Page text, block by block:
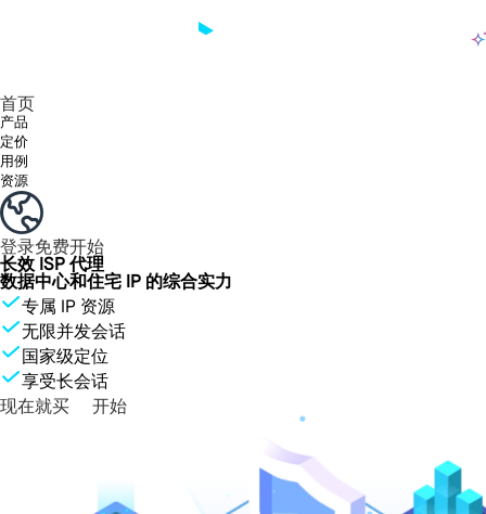
首页
产品
定价
用例
资源
登录免费开始
长效 ISP 代理
数据中心和住宅 IP 的综合实力
专属 IP 资源
无限并发会话
国家级定位
享受长会话
现在就买
开始